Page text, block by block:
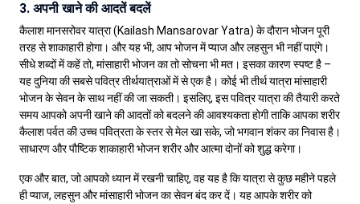
3. अपनी खाने की आदतें बदलें
कैलाश मानसरोवर यात्रा (Kailash Mansarovar Yatra) के दौरान भोजन पूरी
तरह से शाकाहारी होगा। और यह भी, आप भोजन में प्याज और लहसुन भी नहीं पाएंगे।
सीधे शब्दों में कहें तो, मांसाहारी भोजन का तो सोचना भी मत। इसका कारण स्पष्ट है –
यह दुनिया की सबसे पवित्र तीर्थयात्राओं में से एक है। कोई भी तीर्थ यात्रा मांसाहारी
भोजन के सेवन के साथ नहीं की जा सकती। इसलिए, इस पवित्र यात्रा की तैयारी करते
समय आपको अपनी खाने की आदतों को बदलने की आवश्यकता होगी ताकि आपका शरीर
कैलाश पर्वत की उच्च पवित्रता के स्तर से मेल खा सके, जो भगवान शंकर का निवास है।
साधारण और पौष्टिक शाकाहारी भोजन शरीर और आत्मा दोनों को शुद्ध करेगा।
एक और बात, जो आपको ध्यान में रखनी चाहिए, वह यह है कि यात्रा से कुछ महीने पहले
ही प्याज, लहसुन और मांसाहारी भोजन का सेवन बंद कर दें। यह आपके शरीर को